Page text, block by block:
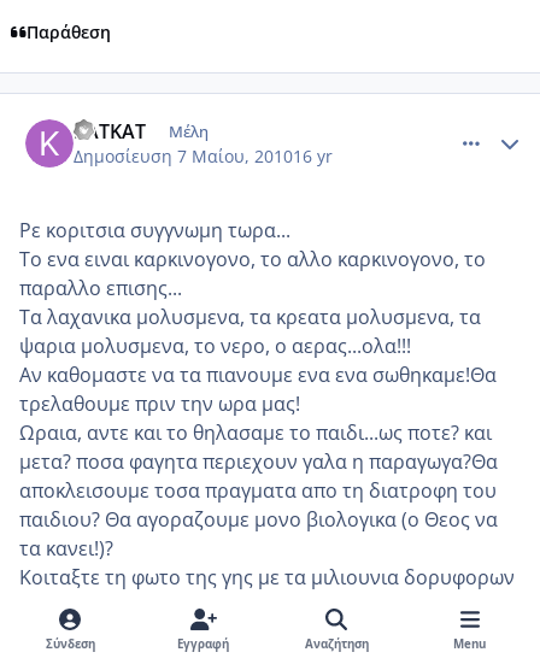
Παράθεση
ΚΑΤΚΑΤ Μέλη
Δημοσίευση 7 Μαίου, 201016 yr
Ρε κοριτσια συγγνωμη τωρα...
Το ενα ειναι καρκινογονο, το αλλο καρκινογονο, το
παραλλο επισης...
Τα λαχανικα μολυσμενα, τα κρεατα μολυσμενα, τα
ψαρια μολυσμενα, το νερο, ο αερας...ολα!!!
Αν καθομαστε να τα πιανουμε ενα ενα σωθηκαμε!Θα
τρελαθουμε πριν την ωρα μας!
Ωραια, αντε και το θηλασαμε το παιδι...ως ποτε? και
μετα? ποσα φαγητα περιεχουν γαλα η παραγωγα?Θα
αποκλεισουμε τοσα πραγματα απο τη διατροφη του
παιδιου? Θα αγοραζουμε μονο βιολογικα (ο Θεος να
τα κανει!)?
Κοιταξτε τη φωτο της γης με τα μιλιουνια δορυφορων
τριγυρω που...ακτινοβολουν, τις κεραιες, τα πυρηνικα,
ολα αυτα που εχουν γεμισει τον κοσμο καρκινους
Σύνδεση Εγγραφή Αναζήτηση Menu